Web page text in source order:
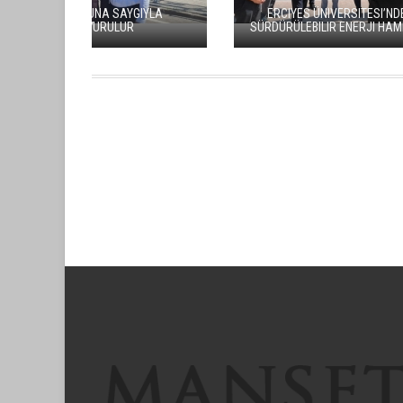
ANTİKACILAR, TALAS’TA
BULUŞUYOR
MELİKGAZİ